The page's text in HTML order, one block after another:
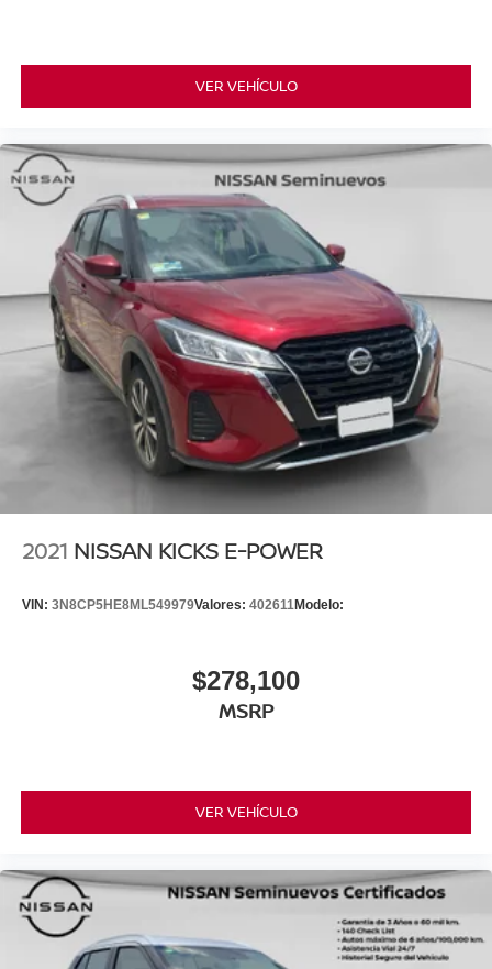
VER VEHÍCULO
2021 NISSAN KICKS E-POWER
VIN: 3N8CP5HE8ML549979Valores: 402611Modelo:
$278,100
MSRP
VER VEHÍCULO